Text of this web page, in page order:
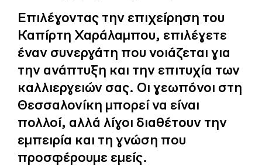
Επιλέγοντας την επιχείρηση του
Καπίρτη Χαράλαμπου, επιλέγετε
έναν συνεργάτη που νοιάζεται για
την ανάπτυξη και την επιτυχία των
καλλιεργειών σας. Οι γεωπόνοι στη
Θεσσαλονίκη μπορεί να είναι
πολλοί, αλλά λίγοι διαθέτουν την
εμπειρία και τη γνώση που
προσφέρουμε εμείς.